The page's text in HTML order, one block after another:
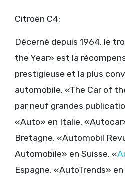
Citroën C4:
Décerné depuis 1964, le
the Year» est la
prestigieuse et la plus
automobile. «The Car of
par neuf grandes
«Auto» en Italie,
Bretagne, «Automobil
Automobile» en Suisse, «
Espagne, «AutoTrends»